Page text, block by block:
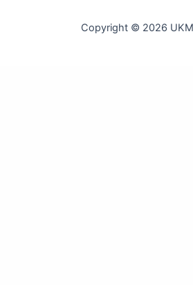
Copyright © 2026